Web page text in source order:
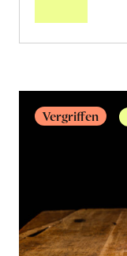
Vergriffen